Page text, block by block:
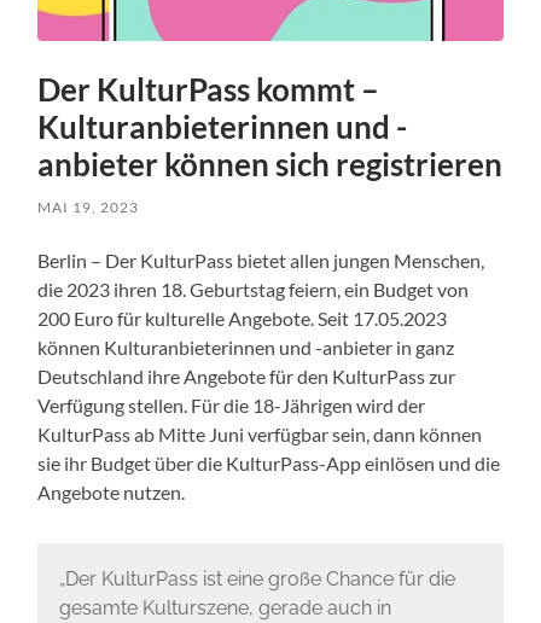
Der KulturPass kommt –
Kulturanbieterinnen und -
anbieter können sich registrieren
MAI 19, 2023
Berlin – Der KulturPass bietet allen jungen Menschen,
die 2023 ihren 18. Geburtstag feiern, ein Budget von
200 Euro für kulturelle Angebote. Seit 17.05.2023
können Kulturanbieterinnen und -anbieter in ganz
Deutschland ihre Angebote für den KulturPass zur
Verfügung stellen. Für die 18-Jährigen wird der
KulturPass ab Mitte Juni verfügbar sein, dann können
sie ihr Budget über die KulturPass-App einlösen und die
Angebote nutzen.
„Der KulturPass ist eine große Chance für die
gesamte Kulturszene, gerade auch in